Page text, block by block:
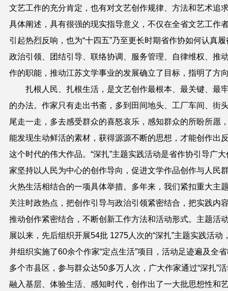
文艺工作的充分肯定，也有对文艺创作规律、方法和艺术追
具体阐述，具有很强的现实指导意义，不仅在全省文艺工作
引起热烈反响，也为“十四五”乃至更长时期省作协如何认真履
政治引领、团结引导、联络协调、服务管理、自律维权、推
作的职能，推动江苏文学事业的发展确立了目标，指明了方
扎根人民、扎根生活，是文艺创作最根本、最关键、最
的办法。 作家只有走出书斋，多到田间地头、工厂车间、街
尾走一走，多去感受群众的喜怒哀乐，感知群众的所盼所愿
能发现生动鲜活的素材，获得源源不断的思想，才能创作出
这个时代的伟大作品。“深扎”主题实践活动是省作协引导广大
家坚持以人民为中心的创作导向，促进文学作品创作与人民
火热生活相结合的一项具体举措。多年来，我们紧扣重大主
关注时政热点，把创作引导与政治引领紧密结合，把实践内
推动创作紧密结合，不断创新工作方法和活动形式。主题活
展以来，先后组织开展54批 1275人次的“深扎”主题实践活动
并组织实施了60余个作家“定点生活”项目，活动足迹遍及全省
多个市县区，参与群众达50多万人次，广大作家通过“深扎”
融入基层、体验生活、感知时代，创作出了一大批思想性和